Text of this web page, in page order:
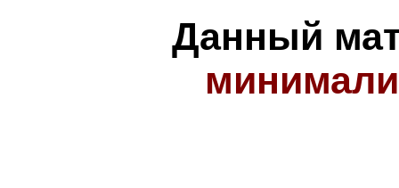
Данный